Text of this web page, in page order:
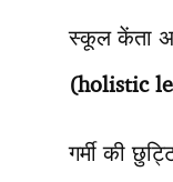
स्कूल केंता
(holistic
गर्मी की